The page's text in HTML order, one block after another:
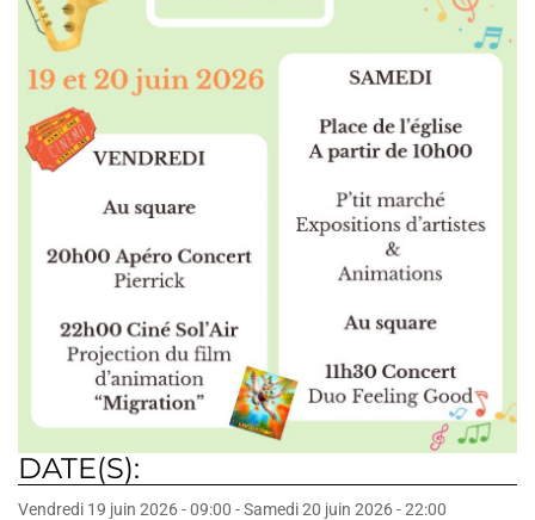
DATE(S):
Vendredi 19 juin 2026 - 09:00 -Samedi 20 juin 2026 - 22:00